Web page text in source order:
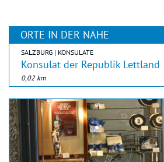
ORTE IN DER NÄHE
SALZBURG | KONSULATE
Konsulat der Republik Lettland
0,02 km